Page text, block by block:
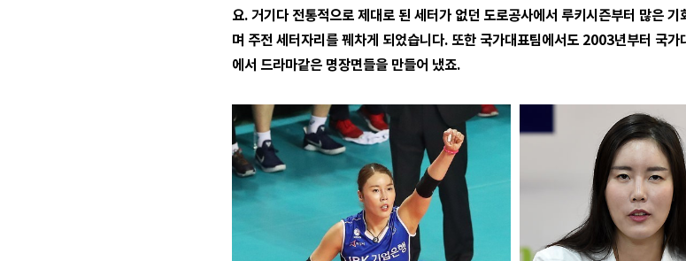
요. 거기다 전통적으로 제대로 된 세터가 없던 도로공사에서 루키시즌부터 많은
며 주전 세터자리를 꿰차게 되었습니다. 또한 국가대표팀에서도 2003년부터 국
에서 드라마같은 명장면들을 만들어 냈죠.